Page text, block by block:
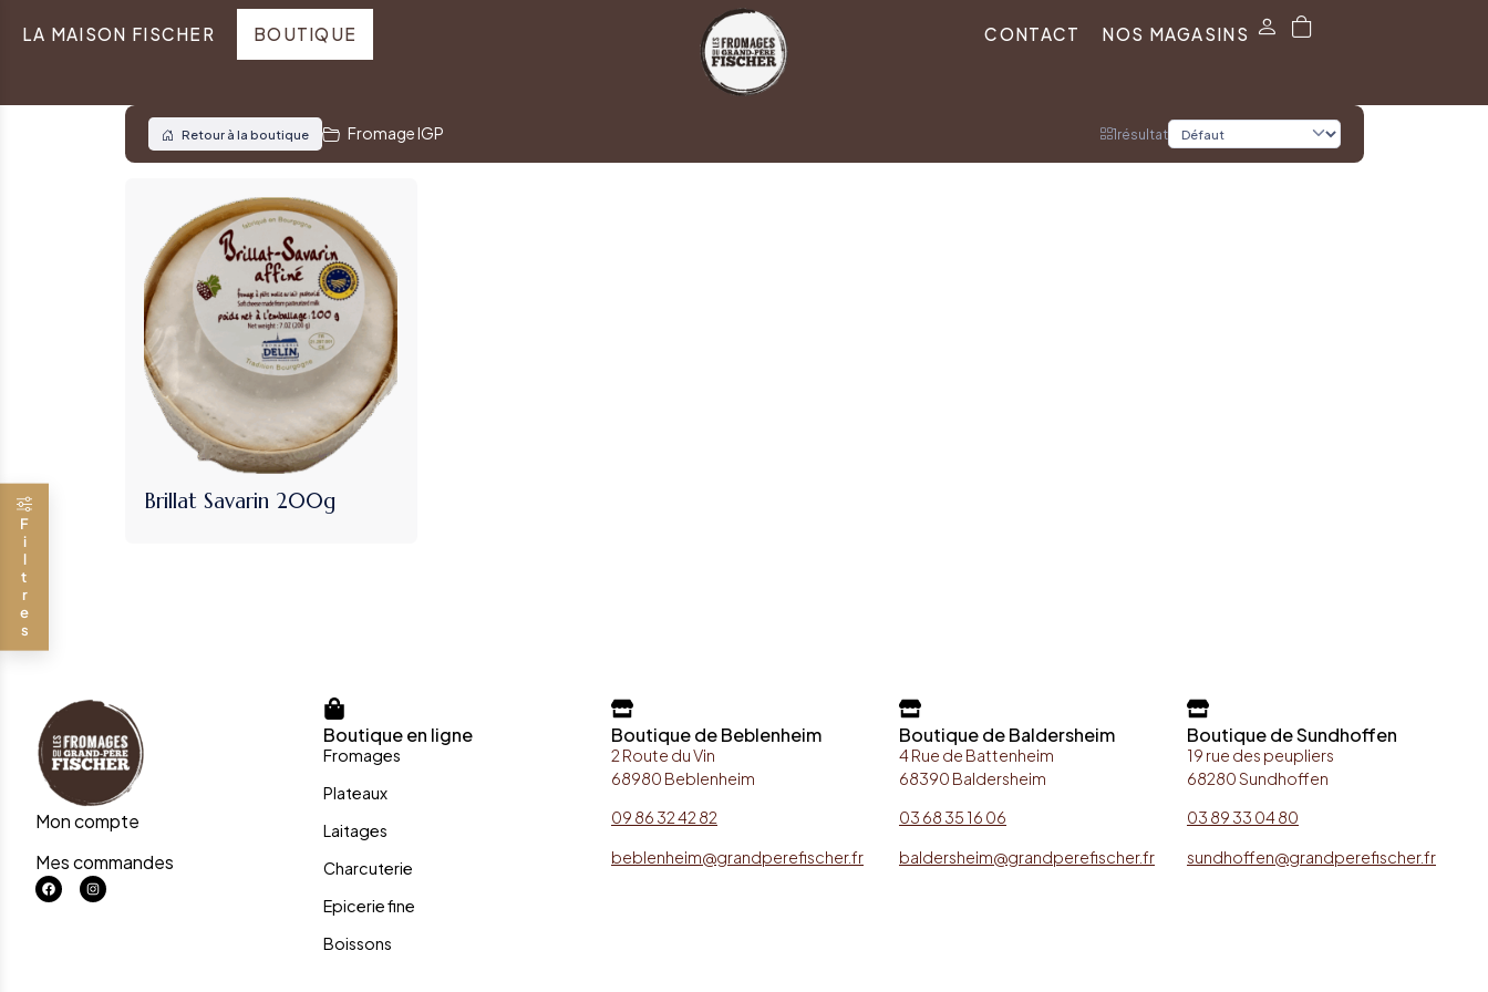
LA MAISON FISCHER BOUTIQUE CONTACT NOS MAGASINS
Retour à la boutique Fromage IGP 1résultat
Filtres
Brillat Savarin 200g
Mon compte
Mes commandes
Boutique en ligne
Fromages
Plateaux
Laitages
Charcuterie
Epicerie fine
Boissons
Boutique de Beblenheim
2 Route du Vin
68980 Beblenheim
09 86 32 42 82
beblenheim@grandperefischer.fr
Boutique de Baldersheim
4 Rue de Battenheim
68390 Baldersheim
03 68 35 16 06
baldersheim@grandperefischer.fr
Boutique de Sundhoffen
19 rue des peupliers
68280 Sundhoffen
03 89 33 04 80
sundhoffen@grandperefischer.fr